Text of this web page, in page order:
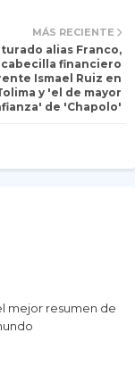
MÁS RECIENTE
alias Franco,
financiero
Ismael Ruiz en
y 'el de mayor
de 'Chapolo'
mejor resumen de